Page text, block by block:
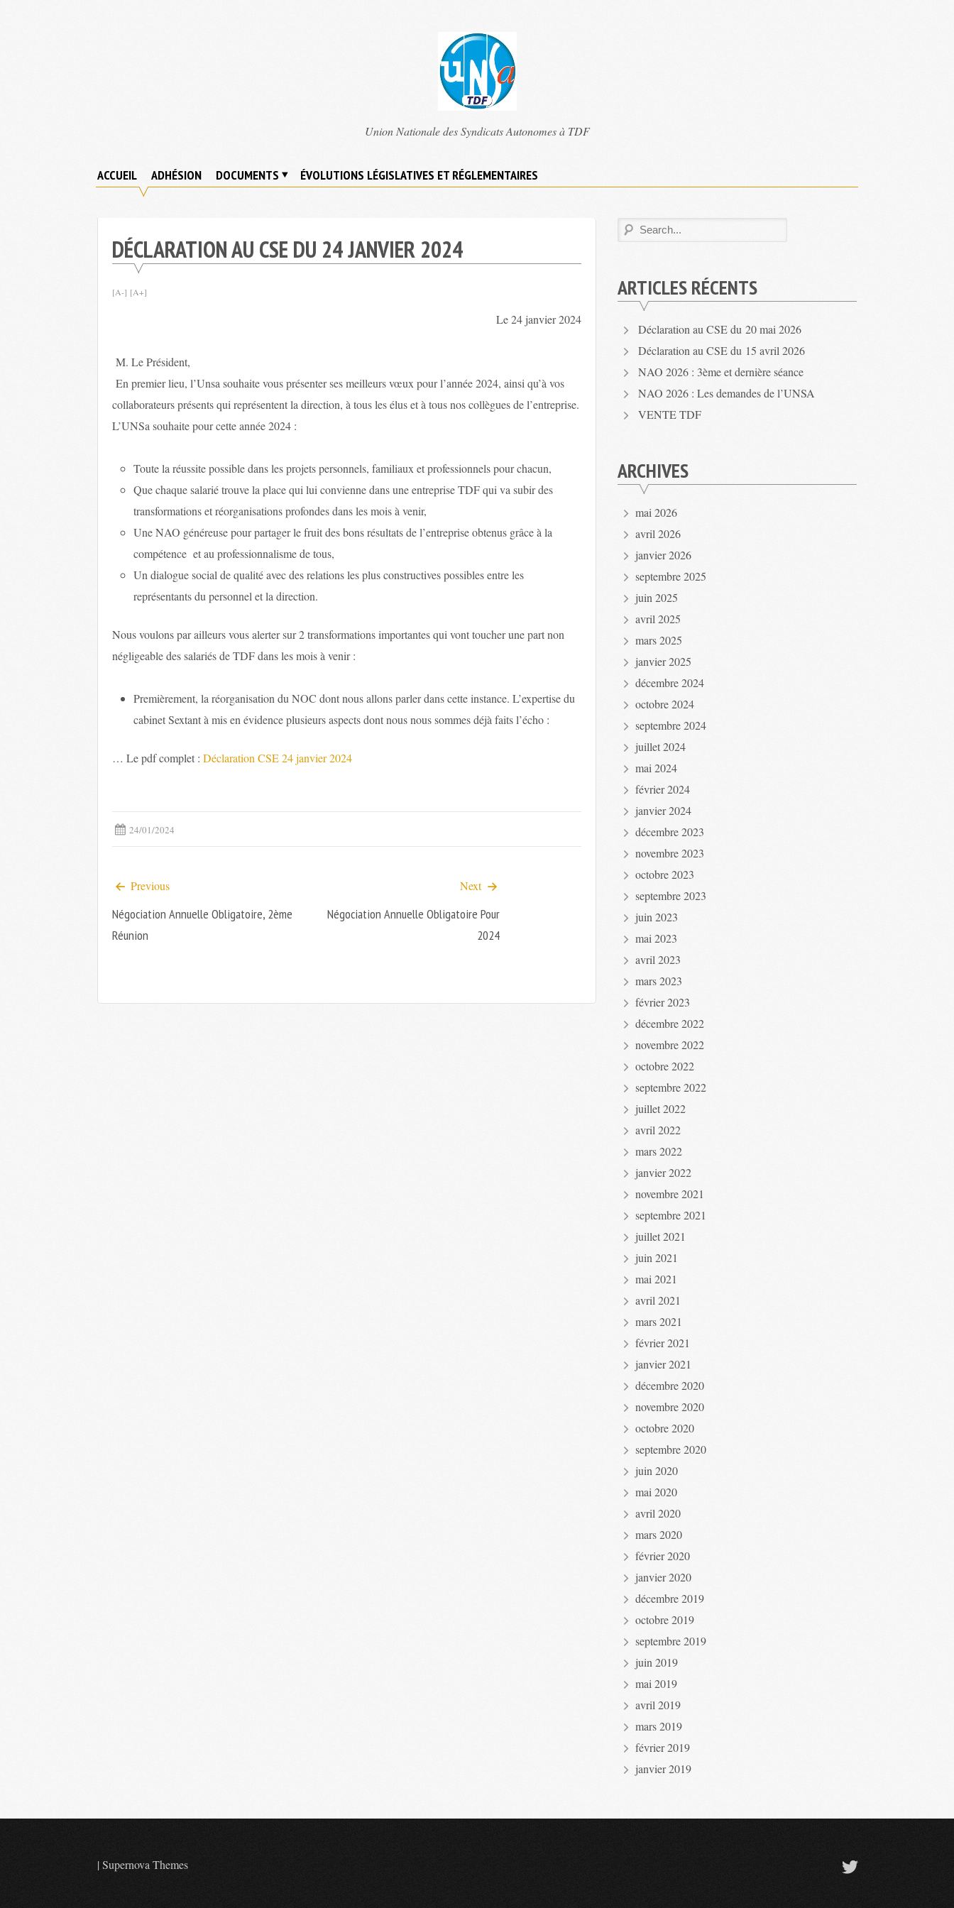
TDF
Union Nationale des Syndicats Autonomes à TDF
ACCUEIL ADHÉSION DOCUMENTS ÉVOLUTIONS LÉGISLATIVES ET RÉGLEMENTAIRES
DÉCLARATION AU CSE DU 24 JANVIER 2024
[A-] [A+]
Le 24 janvier 2024
M. Le Président,
En premier lieu, l’Unsa souhaite vous présenter ses meilleurs vœux pour l’année 2024, ainsi qu’à vos
collaborateurs présents qui représentent la direction, à tous les élus et à tous nos collègues de l’entreprise.
L’UNSa souhaite pour cette année 2024 :
Toute la réussite possible dans les projets personnels, familiaux et professionnels pour chacun,
Que chaque salarié trouve la place qui lui convienne dans une entreprise TDF qui va subir des
transformations et réorganisations profondes dans les mois à venir,
Une NAO généreuse pour partager le fruit des bons résultats de l’entreprise obtenus grâce à la
compétence et au professionnalisme de tous,
Un dialogue social de qualité avec des relations les plus constructives possibles entre les
représentants du personnel et la direction.
Nous voulons par ailleurs vous alerter sur 2 transformations importantes qui vont toucher une part non
négligeable des salariés de TDF dans les mois à venir :
Premièrement, la réorganisation du NOC dont nous allons parler dans cette instance. L’expertise du
cabinet Sextant à mis en évidence plusieurs aspects dont nous nous sommes déjà faits l’écho :
… Le pdf complet : Déclaration CSE 24 janvier 2024
24/01/2024
Previous
Négociation Annuelle Obligatoire, 2ème
Réunion
Next
Négociation Annuelle Obligatoire Pour
2024
ARTICLES RÉCENTS
Déclaration au CSE du 20 mai 2026
Déclaration au CSE du 15 avril 2026
NAO 2026 : 3ème et dernière séance
NAO 2026 : Les demandes de l’UNSA
VENTE TDF
ARCHIVES
mai 2026
avril 2026
janvier 2026
septembre 2025
juin 2025
avril 2025
mars 2025
janvier 2025
décembre 2024
octobre 2024
septembre 2024
juillet 2024
mai 2024
février 2024
janvier 2024
décembre 2023
novembre 2023
octobre 2023
septembre 2023
juin 2023
mai 2023
avril 2023
mars 2023
février 2023
décembre 2022
novembre 2022
octobre 2022
septembre 2022
juillet 2022
avril 2022
mars 2022
janvier 2022
novembre 2021
septembre 2021
juillet 2021
juin 2021
mai 2021
avril 2021
mars 2021
février 2021
janvier 2021
décembre 2020
novembre 2020
octobre 2020
septembre 2020
juin 2020
mai 2020
avril 2020
mars 2020
février 2020
janvier 2020
décembre 2019
octobre 2019
septembre 2019
juin 2019
mai 2019
avril 2019
mars 2019
février 2019
janvier 2019
|Supernova Themes